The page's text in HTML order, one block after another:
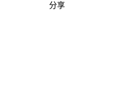
分享